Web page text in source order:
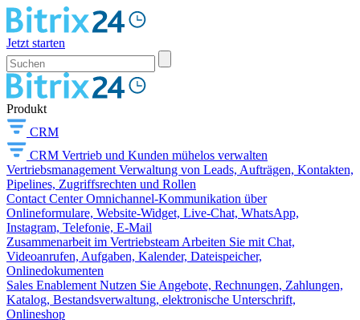
Jetzt starten
Produkt
CRM
CRM Vertrieb und Kunden mühelos verwalten
Vertriebsmanagement Verwaltung von Leads, Aufträgen, Kontakten,
Pipelines, Zugriffsrechten und Rollen
Contact Center Omnichannel-Kommunikation über
Onlineformulare, Website-Widget, Live-Chat, WhatsApp,
Instagram, Telefonie, E-Mail
Zusammenarbeit im Vertriebsteam Arbeiten Sie mit Chat,
Videoanrufen, Aufgaben, Kalender, Dateispeicher,
Onlinedokumenten
Sales Enablement Nutzen Sie Angebote, Rechnungen, Zahlungen,
Katalog, Bestandsverwaltung, elektronische Unterschrift,
Onlineshop